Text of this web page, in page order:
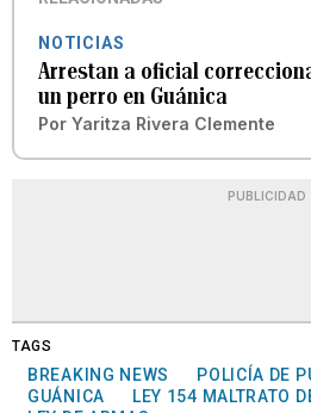
NOTICIAS
Arrestan a oficial
un perro en Guánica
Por Yaritza Rivera Clemente
PUBLICIDAD
TAGS
BREAKING NEWS
POLICÍA DE
GUÁNICA
LEY 154 MALTRATO